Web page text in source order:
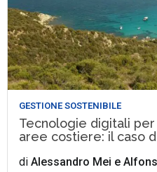
GESTIONE SOSTENIBILE
Tecnologie digitali
aree costiere: il caso
diAlessandro Mei e